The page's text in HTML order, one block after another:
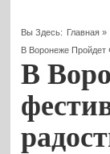
Вы Здесь: Главная »
В Воронеже Пройдет
В